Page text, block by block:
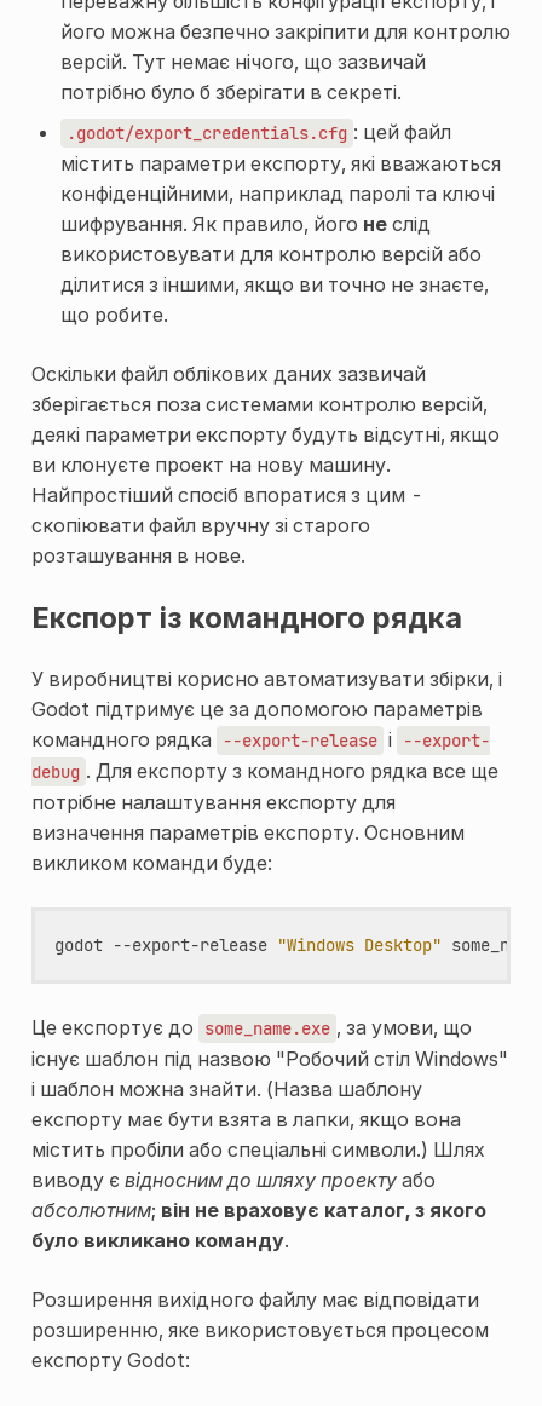
його можна безпечно закріпити для контролю
версій. Тут немає нічого, що зазвичай
потрібно було б зберігати в секреті.
.godot/export_credentials.cfg : цей файл
містить параметри експорту, які вважаються
конфіденційними, наприклад паролі та ключі
шифрування. Як правило, його неслід
використовувати для контролю версій або
ділитися з іншими, якщо ви точно не знаєте,
що робите.
Оскільки файл облікових даних зазвичай
зберігається поза системами контролю версій,
деякі параметри експорту будуть відсутні, якщо
ви клонуєте проект на нову машину.
Найпростіший спосіб впоратися з цим -
скопіювати файл вручну зі старого
розташування в нове.
Експорт із командного рядка
У виробництві корисно автоматизувати збірки, і
Godot підтримує це за допомогою параметрів
командного рядка
--export-release і
--export-
debug . Для експорту з командного рядка все ще
потрібне налаштування експорту для
визначення параметрів експорту. Основним
викликом команди буде:
godot --export-release "Windows Desktop"
Це експортує до some_name.exe , за умови, що
існує шаблон під назвою "Робочий стіл Windows"
і шаблон можна знайти. (Назва шаблону
експорту має бути взята в лапки, якщо вона
містить пробіли або спеціальні символи.) Шлях
виводу є відносним до шляху проектуабо
абсолютним; він не враховує каталог, з якого
було викликано команду.
Розширення вихідного файлу має відповідати
розширенню, яке використовується процесом
експорту Godot: